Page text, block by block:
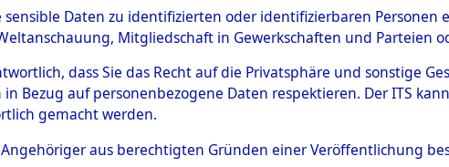
of Unknown
der Identifizierung anhand
und Ergebnisbogen des
Tote nach Friedhöfen auf
sensible Daten zu identifizierten oder identifizierbaren
Mitgliedschaft in Gewerkschaften und Parteien
dass Sie das Recht auf die Privatsphäre und sonstige
Bezug auf personenbezogene Daten respektieren. Der ITS
gemacht werden.
Angehöriger aus berechtigten Gründen einer Veröffentlichung